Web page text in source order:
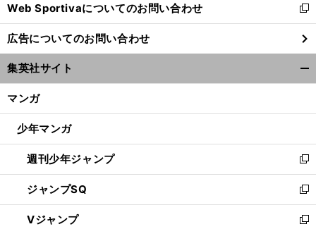
く
Web Sportivaについてのお問い合わせ
新
し
い
ウ
ィ
ン
ウ
開
く
広告についてのお問い合わせ
集英社サイト
マンガ
少年マンガ
週刊少年ジャンプ
新
し
い
ウ
ィ
ジャンプSQ
新
し
い
Vジャンプ
新